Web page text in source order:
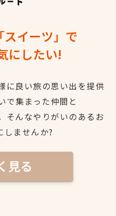
イーツ」で
にしたい!
に良い旅の思い出を提供
で集まった仲間と
そんなやりがいのあるお
しませんか?
見る